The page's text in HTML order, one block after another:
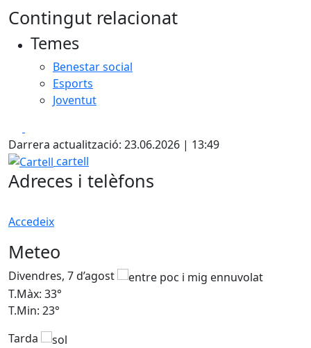
Contingut relacionat
Temes
Benestar social
Esports
Joventut
Darrera actualització: 23.06.2026 | 13:49
Cartell
cartell
Adreces i telèfons
Accedeix
Meteo
Divendres, 7 d’agost
T.Màx: 33°
T.Min: 23°
Tarda